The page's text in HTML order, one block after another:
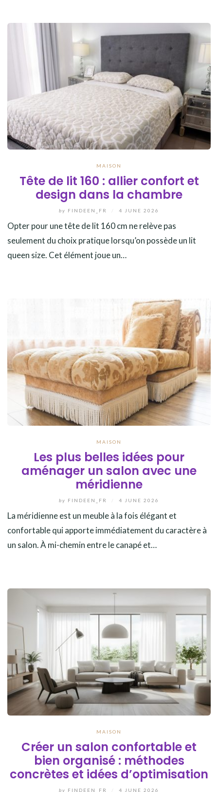
MAISON
Tête de lit 160 : allier confort et
design dans la chambre
by FINDEEN_FR 4 JUNE 2026
Opter pour une tête de lit 160 cm ne relève pas
seulement du choix pratique lorsqu’on possède un lit
queen size. Cet élément joue un…
MAISON
Les plus belles idées pour
aménager un salon avec une
méridienne
by FINDEEN_FR 4 JUNE 2026
La méridienne est un meuble à la fois élégant et
confortable qui apporte immédiatement du caractère à
un salon. À mi-chemin entre le canapé et…
MAISON
Créer un salon confortable et
bien organisé : méthodes
concrètes et idées d’optimisation
by FINDEEN_FR 4 JUNE 2026